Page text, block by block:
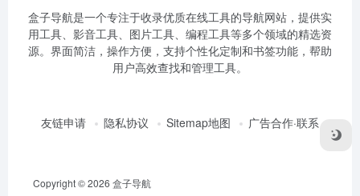
盒子导航是一个专注于收录优质在线工具的导航网站，提供实
用工具、影音工具、图片工具、编程工具等多个领域的精选资
源。界面简洁，操作方便，支持个性化定制和书签功能，帮助
用户高效查找和管理工具。
友链申请 隐私协议 Sitemap地图 广告合作·联系
Copyright © 2026 盒子导航